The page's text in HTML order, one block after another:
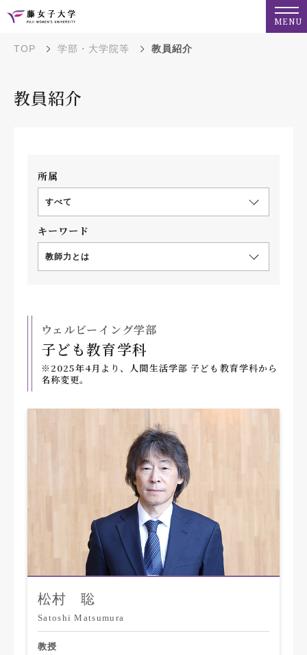
MENU
TOP 学部・大学院等 教員紹介
教員紹介
所属
すべて
キーワード
教師力とは
ウェルビーイング学部
子ども教育学科
※2025年4月より、人間生活学部 子ども教育学科から
名称変更。
松村 聡
Satoshi Matsumura
教授